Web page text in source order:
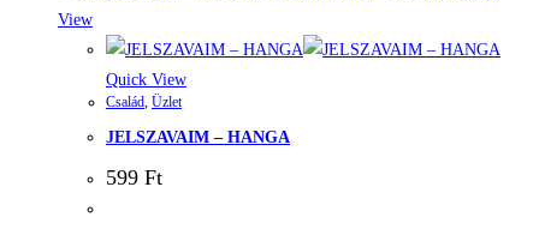
View
Quick View
Család, Üzlet
JELSZAVAIM – HANGA
599 Ft